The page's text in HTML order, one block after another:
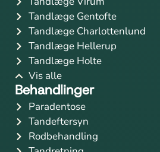
Tandlæge Gentofte
Tandlæge Charlottenlund
Tandlæge Hellerup
Tandlæge Holte
Vis alle
Behandlinger
Paradentose
Tandeftersyn
Rodbehandling